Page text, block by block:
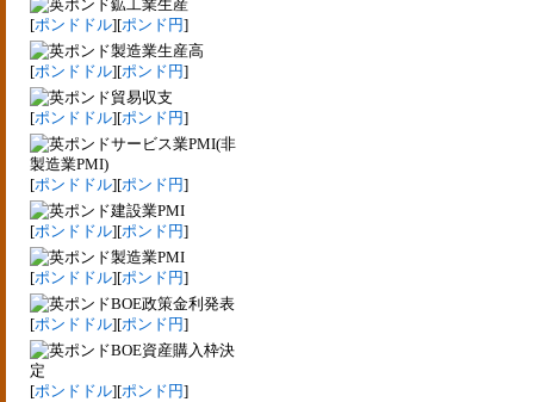
鉱工業生産
[ポンドドル][ポンド円]
製造業生産高
[ポンドドル][ポンド円]
貿易収支
[ポンドドル][ポンド円]
サービス業PMI(非
製造業PMI)
[ポンドドル][ポンド円]
建設業PMI
[ポンドドル][ポンド円]
製造業PMI
[ポンドドル][ポンド円]
BOE政策金利発表
[ポンドドル][ポンド円]
BOE資産購入枠決
定
[ポンドドル][ポンド円]